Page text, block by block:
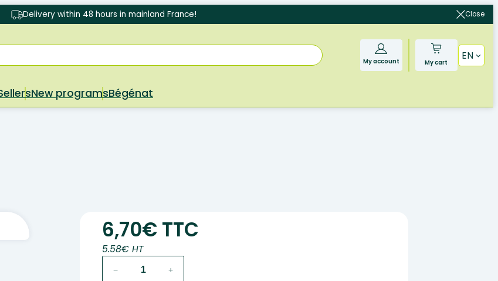
Close
Delivery within 48 hours in mainland France!
My account My cart
EN
New programsBégénat
6,70€ TTC
5.58€ HT
− +